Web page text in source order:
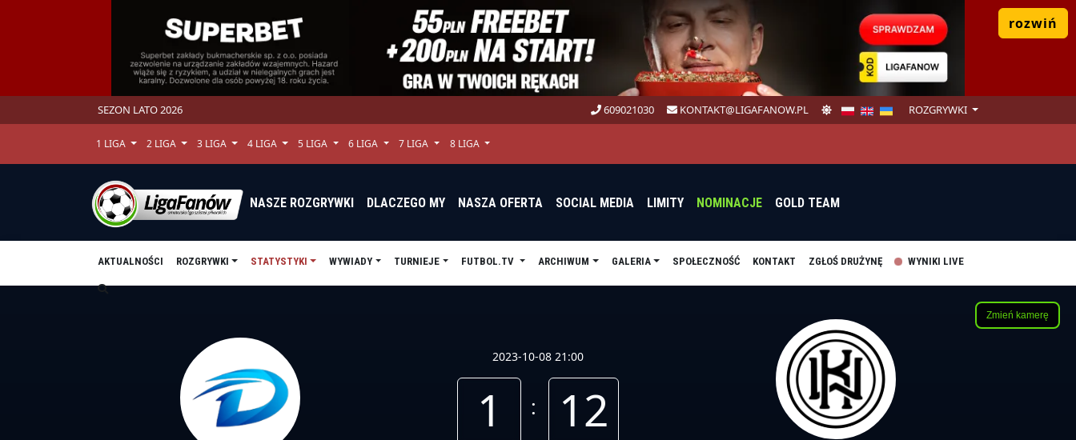
rozwiń
SEZON LATO 2026 609021030 KONTAKT@LIGAFANOW.PL ROZGRYWKI
1 LIGA 2 LIGA 3 LIGA 4 LIGA 5 LIGA 6 LIGA 7 LIGA 8 LIGA
NASZE ROZGRYWKI DLACZEGO MY NASZA OFERTA SOCIAL MEDIA LIMITY NOMINACJE GOLD TEAM
AKTUALNOŚCI ROZGRYWKI STATYSTYKI WYWIADY TURNIEJE FUTBOL.TV ARCHIWUM GALERIA SPOŁECZNOŚĆ KONTAKT ZGŁOŚ DRUŻYNĘ WYNIKI LIVE
Zmień kamerę
2023-10-08 21:00
1 : 12